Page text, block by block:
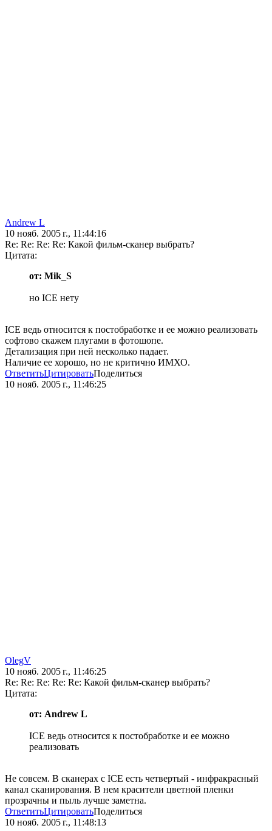
Andrew L
10 нояб. 2005 г., 11:44:16
Re: Re: Re: Re: Какой фильм-сканер выбрать?
Цитата:
от: Mik_S
но ICE нету
ICE ведь относится к постобработке и ее можно реализовать
софтово скажем плугами в фотошопе.
Детализация при ней несколько падает.
Наличие ее хорошо, но не критично ИМХО.
ОтветитьЦитироватьПоделиться
10 нояб. 2005 г., 11:46:25
OlegV
10 нояб. 2005 г., 11:46:25
Re: Re: Re: Re: Re: Какой фильм-сканер выбрать?
Цитата:
от: Andrew L
ICE ведь относится к постобработке и ее можно
реализовать
Не совсем. В сканерах с ICE есть четвертый - инфракрасный
канал сканирования. В нем красители цветной пленки
прозрачны и пыль лучше заметна.
ОтветитьЦитироватьПоделиться
10 нояб. 2005 г., 11:48:13